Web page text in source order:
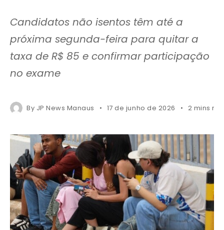
Candidatos não isentos têm até a
próxima segunda-feira para quitar a
taxa de R$ 85 e confirmar participação
no exame
By JP News Manaus 17 de junho de 2026 2 mins